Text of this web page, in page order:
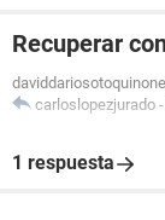
Recuperar
carloslopezjurado -
1 respuesta